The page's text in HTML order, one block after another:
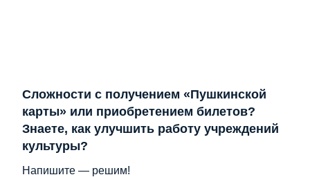
Сложности с получением «Пушкинской
карты» или приобретением билетов?
Знаете, как улучшить работу учреждений
культуры?
Напишите — решим!